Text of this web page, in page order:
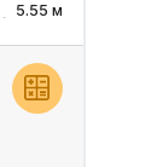
5.55 м